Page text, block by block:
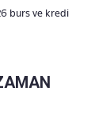
burs ve kredi